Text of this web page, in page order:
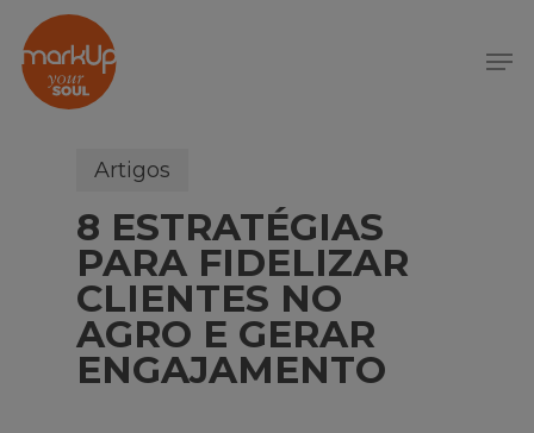
Menu
Artigos
8 ESTRATÉGIAS
PARA FIDELIZAR
CLIENTES NO
AGRO E GERAR
ENGAJAMENTO